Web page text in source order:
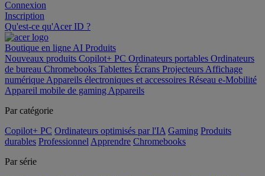
Connexion
Inscription
Qu'est-ce qu'Acer ID ?
Boutique en ligne AI Produits
Nouveaux produits Copilot+ PC Ordinateurs portables Ordinateurs
de bureau Chromebooks Tablettes Écrans Projecteurs Affichage
numérique Appareils électroniques et accessoires Réseau e-Mobilité
Appareil mobile de gaming Appareils
Par catégorie
Copilot+ PC Ordinateurs optimisés par l'IA Gaming Produits
durables Professionnel Apprendre Chromebooks
Par série